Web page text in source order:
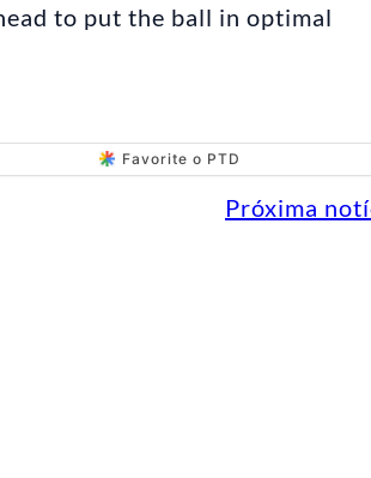
to put the ball in optimal
Favorite o PTD
Próxima